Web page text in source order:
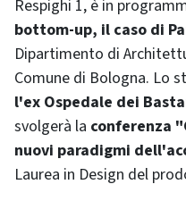
Respighi 1, è in
bottom-up, il caso di
Dipartimento di
Comune di Bologna. Lo
l'ex Ospedale dei
svolgerà la conferenza
nuovi paradigmi
Laurea in Design del